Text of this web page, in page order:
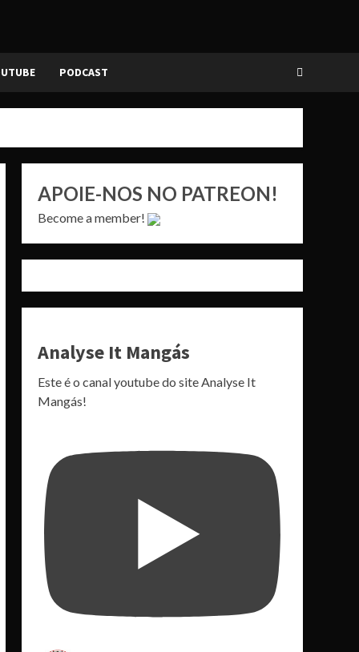
PODCAST
APOIE-NOS NO PATREON!
Become a member!
Analyse It Mangás
Este é o canal youtube do site Analyse It
Mangás!